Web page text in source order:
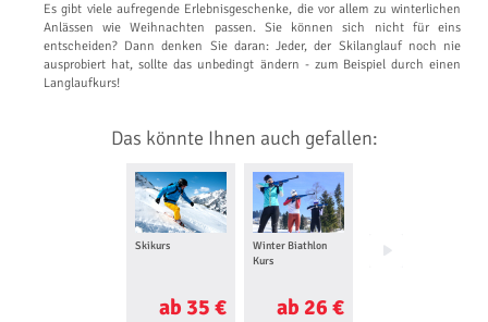
Es gibt viele aufregende Erlebnisgeschenke, die vor allem zu winterlichen
Anlässen wie Weihnachten passen. Sie können sich nicht für eins
entscheiden? Dann denken Sie daran: Jeder, der Skilanglauf noch nie
ausprobiert hat, sollte das unbedingt ändern - zum Beispiel durch einen
Langlaufkurs!
Das könnte Ihnen auch gefallen:
Skikurs
ab 35 €
Winter Biathlon
Kurs
ab 26 €
Skispringen